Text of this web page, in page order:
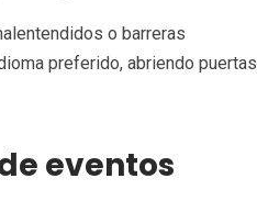
o barreras
preferido, abriendo puertas
eventos